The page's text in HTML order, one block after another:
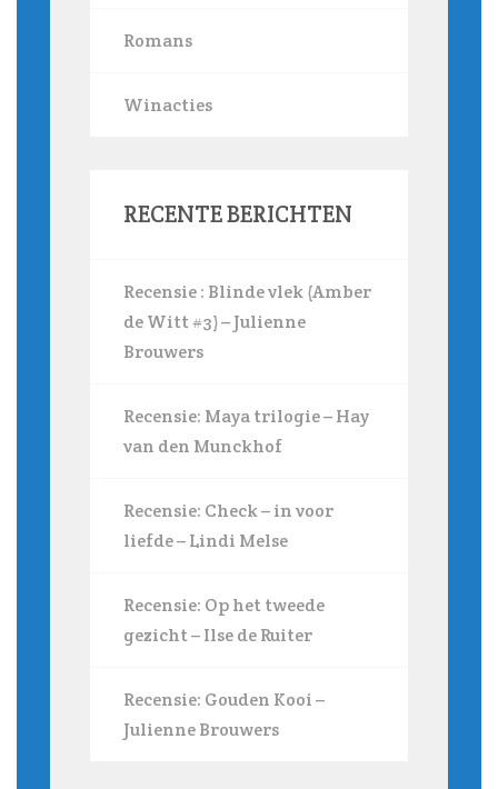
Romans
Winacties
RECENTE BERICHTEN
Recensie : Blinde vlek (Amber
de Witt #3) – Julienne
Brouwers
Recensie: Maya trilogie – Hay
van den Munckhof
Recensie: Check – in voor
liefde – Lindi Melse
Recensie: Op het tweede
gezicht – Ilse de Ruiter
Recensie: Gouden Kooi –
Julienne Brouwers